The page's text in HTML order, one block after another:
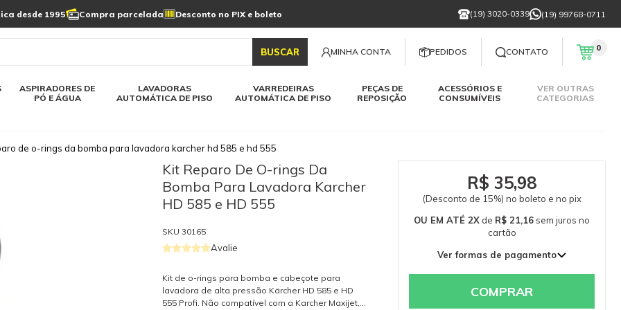
desde 1995 Compra parcelada Desconto no PIX e boleto (19) 3020-0339 (19) 99768-0711
BUSCAR MINHA CONTA PEDIDOS CONTATO 0
ASPIRADORES DE
PÓ E ÁGUA
Linha a bateria
LAVADORAS
AUTOMÁTICA DE PISO
VARREDEIRAS
AUTOMÁTICA DE PISO
PEÇAS DE
REPOSIÇÃO
automática
automática
ACESSÓRIOS E
CONSUMÍVEIS
Varredeiras automática
VER OUTRAS
CATEGORIAS
Limpeza de painel
solar
de o-rings da bomba para lavadora karcher hd 585 e hd 555
Kit Reparo De O-rings Da
Bomba Para Lavadora Karcher
HD 585 e HD 555
SKU 30165
Avalie
Kit de o-rings para bomba e cabeçote para
lavadora de alta pressão Kärcher HD 585 e HD
555 Profi. Não compatível com a Karcher Maxijet,
R$ 35,98
(Desconto de 15%) no boleto e no pix
OU EM ATÉ 2X de R$ 21,16 sem juros no
cartão
Ver formas de pagamento
2x de R$ 21,16 sem juros
COMPRAR